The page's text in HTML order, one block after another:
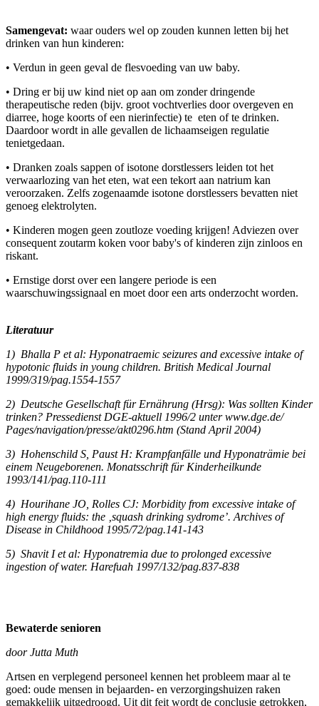
Samengevat: waar ouders wel op zouden kunnen letten bij het
drinken van hun kinderen:
• Verdun in geen geval de flesvoeding van uw baby.
• Dring er bij uw kind niet op aan om zonder dringende
therapeutische reden (bijv. groot vochtverlies door overgeven en
diarree, hoge koorts of een nierinfectie) te eten of te drinken.
Daardoor wordt in alle gevallen de lichaamseigen regulatie
tenietgedaan.
• Dranken zoals sappen of isotone dorstlessers leiden tot het
verwaarlozing van het eten, wat een tekort aan natrium kan
veroorzaken. Zelfs zogenaamde isotone dorstlessers bevatten niet
genoeg elektrolyten.
• Kinderen mogen geen zoutloze voeding krijgen! Adviezen over
consequent zoutarm koken voor baby's of kinderen zijn zinloos en
riskant.
• Ernstige dorst over een langere periode is een
waarschuwingssignaal en moet door een arts onderzocht worden.
Literatuur
1) Bhalla P et al: Hyponatraemic seizures and excessive intake of
hypotonic fluids in young children. British Medical Journal
1999/319/pag.1554-1557
2) Deutsche Gesellschaft für Ernährung (Hrsg): Was sollten Kinder
trinken? Pressedienst DGE-aktuell 1996/2 unter www.dge.de/
Pages/navigation/presse/akt0296.htm (Stand April 2004)
3) Hohenschild S, Paust H: Krampfanfälle und Hyponaträmie bei
einem Neugeborenen. Monatsschrift für Kinderheilkunde
1993/141/pag.110-111
4) Hourihane JO, Rolles CJ: Morbidity from excessive intake of
high energy fluids: the ‚squash drinking sydrome’. Archives of
Disease in Childhood 1995/72/pag.141-143
5) Shavit I et al: Hyponatremia due to prolonged excessive
ingestion of water. Harefuah 1997/132/pag.837-838
Bewaterde senioren
door Jutta Muth
Artsen en verplegend personeel kennen het probleem maar al te
goed: oude mensen in bejaarden- en verzorgingshuizen raken
gemakkelijk uitgedroogd. Uit dit feit wordt de conclusie getrokken,